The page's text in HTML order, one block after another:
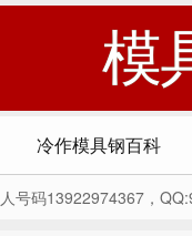
模
冷作模具钢百科
号码13922974367，